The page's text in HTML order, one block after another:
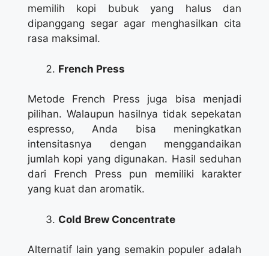
memilih kopi bubuk yang halus dan
dipanggang segar agar menghasilkan cita
rasa maksimal.
French Press
Metode French Press juga bisa menjadi
pilihan. Walaupun hasilnya tidak sepekatan
espresso, Anda bisa meningkatkan
intensitasnya dengan menggandaikan
jumlah kopi yang digunakan. Hasil seduhan
dari French Press pun memiliki karakter
yang kuat dan aromatik.
Cold Brew Concentrate
Alternatif lain yang semakin populer adalah